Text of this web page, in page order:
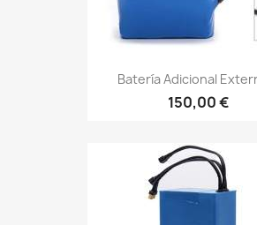
Batería Adicional
150,00 €